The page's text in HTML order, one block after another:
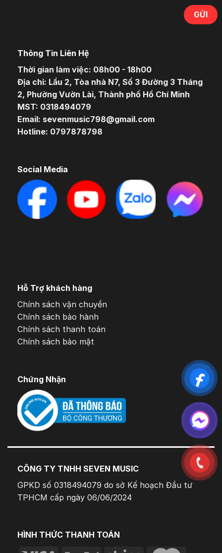
Thông Tin Liên Hệ
Thời gian làm việc: 08h00 - 18h00
Địa chỉ: Lầu 2, Tòa nhà N7, Số 3 Đường 3 Tháng
2, Phường Vườn Lài, Thành phố Hồ Chí Minh
MST: 0318494079
Email: sevenmusic798@gmail.com
Hotline: 0797878798
Social Media
Hỗ Trợ khách hàng
Chính sách vận chuyển
Chính sách bảo hành
Chính sách thanh toán
Chính sách bảo mật
Chứng Nhận
CÔNG TY TNHH SEVEN MUSIC
GPKD số 0318494079 do sở Kế hoạch Đầu tư
TPHCM cấp ngày 06/06/2024
HÌNH THỨC THANH TOÁN